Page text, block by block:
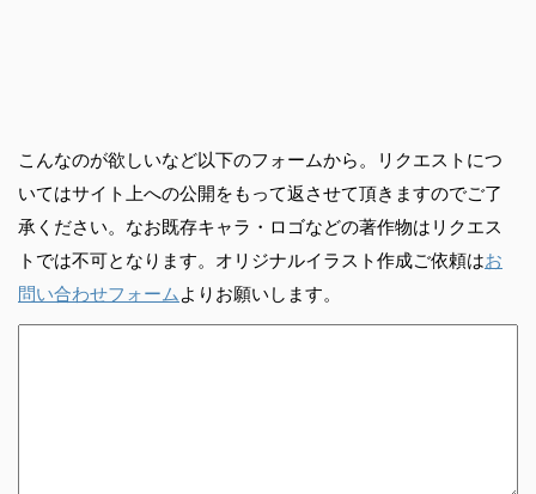
こんなのが欲しいなど以下のフォームから。リクエストにつ
いてはサイト上への公開をもって返させて頂きますのでご了
承ください。なお既存キャラ・ロゴなどの著作物はリクエス
トでは不可となります。オリジナルイラスト作成ご依頼はお
問い合わせフォーム よりお願いします。